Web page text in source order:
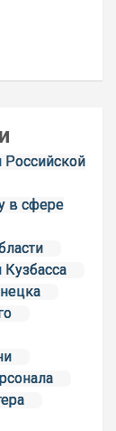
Российской
в сфере